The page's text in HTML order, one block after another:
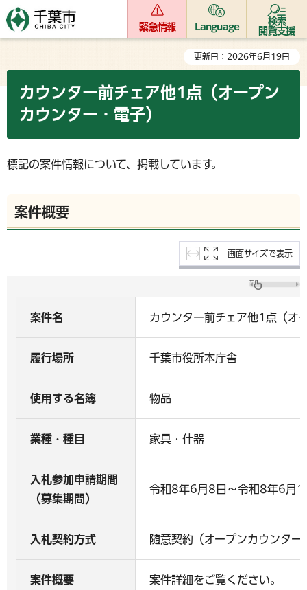
緊急情報 Language
検索
閲覧支援
更新日：2026年6月19日
カウンター前チェア他1点（オープン
カウンター・電子）
標記の案件情報について、掲載しています。
案件概要
画面サイズで表示
案件名 カウンター前チェア他1点（オ
履行場所 千葉市役所本庁舎
使用する名簿 物品
業種・種目 家具・什器
入札参加申請期間
（募集期間）
令和8年6月8日～令和8年6月
入札契約方式 随意契約（オープンカウンター
案件概要 案件詳細をご覧ください。